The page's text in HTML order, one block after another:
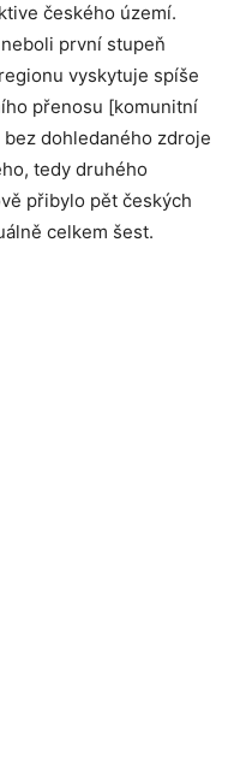
českého území.
první stupeň
vyskytuje spíše
přenosu [komunitní
dohledaného zdroje
tedy druhého
přibylo pět českých
celkem šest.